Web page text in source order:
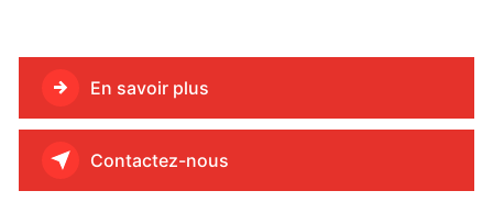
En savoir plus
Contactez-nous